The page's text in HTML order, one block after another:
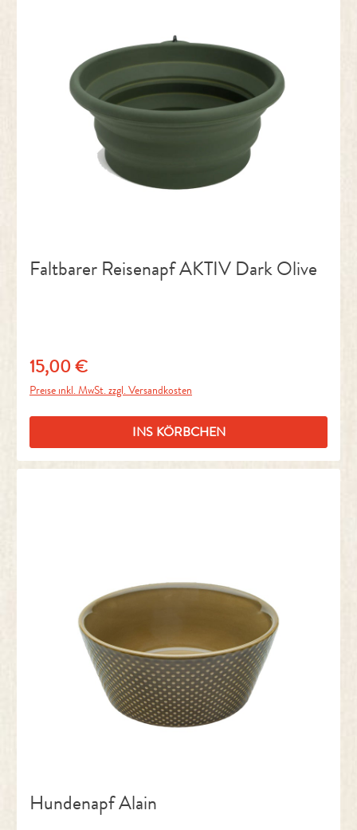
Faltbarer Reisenapf AKTIV Dark Olive
Regulärer Preis:
15,00 €
Preise inkl. MwSt. zzgl. Versandkosten
INS KÖRBCHEN
Hundenapf Alain